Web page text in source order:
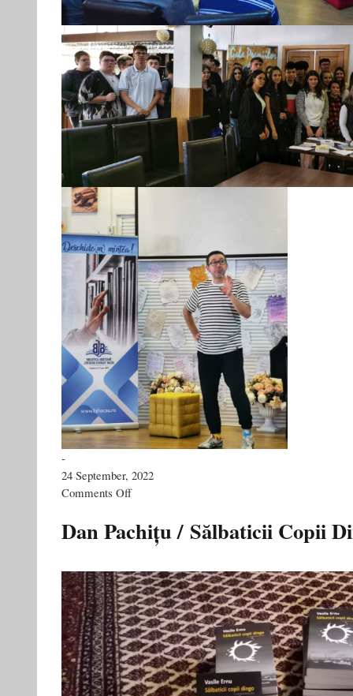
-
24 September, 2022
Comments Offon
Bacău
Dan Pachițu / Sălbaticii Copii